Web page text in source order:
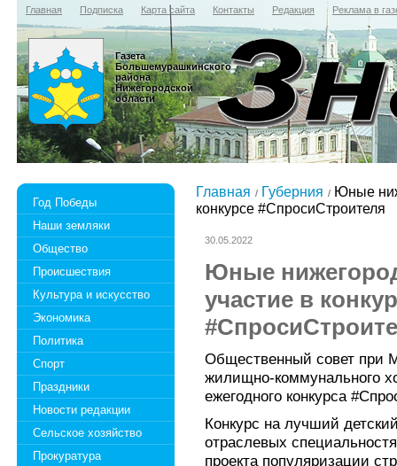
Главная Подписка Карта сайта Контакты Редакция Реклама в
Газета
Большемурашкинского
района
Нижегородской
области
Год Победы
Наши земляки
Общество
Происшествия
Культура и искусство
Экономика
Политика
Спорт
Праздники
Новости редакции
Сельское хозяйство
Прокуратура
Главная Губерния
Юные
конкурсе #СпросиСтроителя
30.05.2022
Юные
участие в
Общественный совет при
жилищно-коммунального
ежегодного конкурса
Конкурс на лучший
отраслевых
проекта популяризации